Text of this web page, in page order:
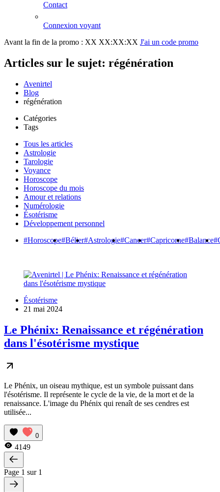
Contact
Connexion voyant
Avant la fin de la promo : XX XX:XX:XX J'ai un code promo
Articles sur le sujet: régénération
Avenirtel
Blog
régénération
Catégories
Tags
Tous les articles
Astrologie
Tarologie
Voyance
Horoscope
Horoscope du mois
Amour et relations
Numérologie
Ésotérisme
Développement personnel
#Horoscope#Bélier#Astrologie#Cancer#Capricorne#Balance
Ésotérisme
21 mai 2024
Le Phénix: Renaissance et régénération
dans l'ésotérisme mystique
Le Phénix, un oiseau mythique, est un symbole puissant dans
l'ésotérisme. Il représente le cycle de la vie, de la mort et de la
renaissance. L'image du Phénix qui renaît de ses cendres est
utilisée...
0
4149
Page 1 sur 1